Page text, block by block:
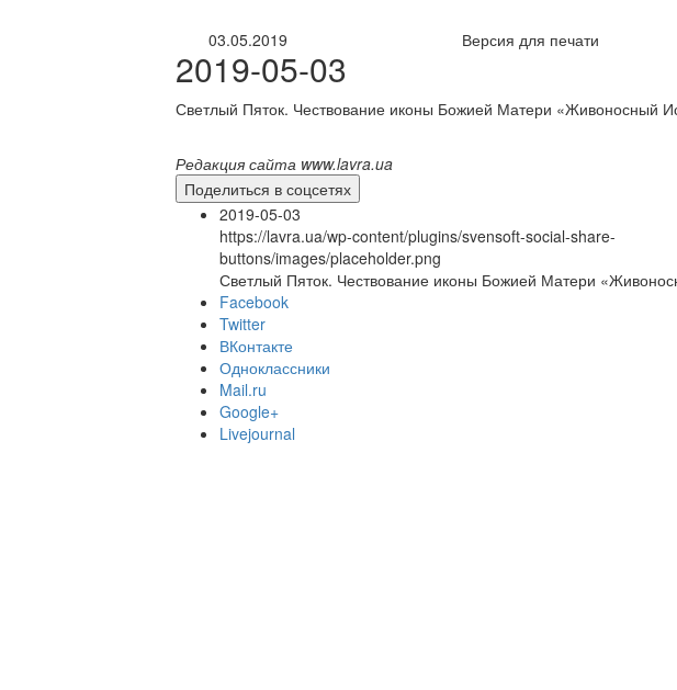
03.05.2019 Версия для печати
2019-05-03
Светлый Пяток. Чествование иконы Божией Матери «Живоносный
Редакция сайта www.lavra.ua
Поделиться в соцсетях
2019-05-03
https://lavra.ua/wp-content/plugins/svensoft-social-share-
buttons/images/placeholder.png
Светлый Пяток. Чествование иконы Божией Матери
Facebook
Twitter
ВКонтакте
Одноклассники
Mail.ru
Google+
Livejournal